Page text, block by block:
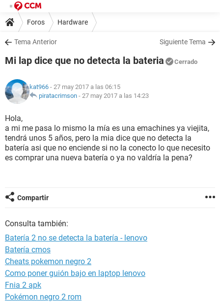
Foros Hardware
Tema Anterior Siguiente Tema
Mi lap dice que no detecta la bateria Cerrado
kat966 - 27 may 2017 a las 06:15
piratacrimson - 27 may 2017 a las 14:23
Hola,
a mi me pasa lo mismo la mía es una emachines ya viejita,
tendrá unos 5 años, pero la mia dice que no detecta la
batería asi que no enciende si no la conecto lo que necesito
es comprar una nueva batería o ya no valdría la pena?
Compartir
Consulta también:
Batería 2 no se detecta la batería - lenovo
Batería cmos
Cheats pokemon negro 2
Como poner guión bajo en laptop lenovo
Fnia 2 apk
Pokémon negro 2 rom